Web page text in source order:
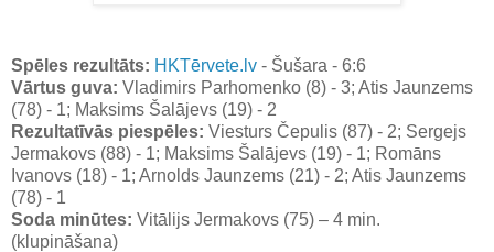
Spēles rezultāts: HKTērvete.lv - Šušara - 6:6
Vārtus guva: Vladimirs Parhomenko (8) - 3; Atis Jaunzems
(78) - 1; Maksims Šalājevs (19) - 2
Rezultatīvās piespēles: Viesturs Čepulis (87) - 2; Sergejs
Jermakovs (88) - 1; Maksims Šalājevs (19) - 1; Romāns
Ivanovs (18) - 1; Arnolds Jaunzems (21) - 2; Atis Jaunzems
(78) - 1
Soda minūtes: Vitālijs Jermakovs (75) – 4 min.
(klupināšana)